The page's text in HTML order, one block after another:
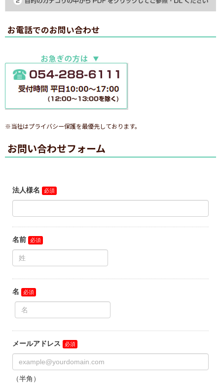
お電話でのお問い合わせ
※当社はプライバシー保護を最優先しております。
お問い合わせフォーム